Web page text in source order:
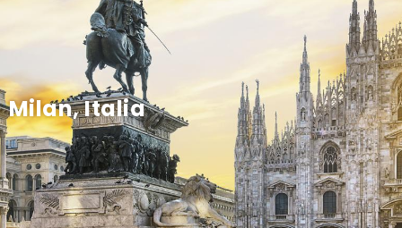
Milan, Italia